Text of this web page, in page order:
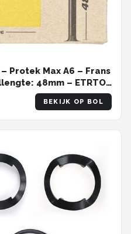
Protek Max A6 – Frans
48mm – ETRTO-
BEKIJK OP BOL